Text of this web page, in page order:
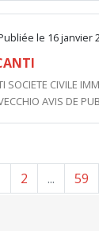
le 16 janvier
SOCIETE CIVILE
AVIS DE
2 ... 59